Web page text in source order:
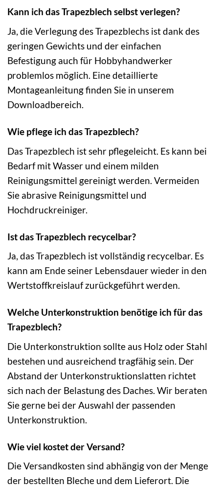
Kann ich das Trapezblech selbst verlegen?
Ja, die Verlegung des Trapezblechs ist dank des
geringen Gewichts und der einfachen
Befestigung auch für Hobbyhandwerker
problemlos möglich. Eine detaillierte
Montageanleitung finden Sie in unserem
Downloadbereich.
Wie pflege ich das Trapezblech?
Das Trapezblech ist sehr pflegeleicht. Es kann bei
Bedarf mit Wasser und einem milden
Reinigungsmittel gereinigt werden. Vermeiden
Sie abrasive Reinigungsmittel und
Hochdruckreiniger.
Ist das Trapezblech recycelbar?
Ja, das Trapezblech ist vollständig recycelbar. Es
kann am Ende seiner Lebensdauer wieder in den
Wertstoffkreislauf zurückgeführt werden.
Welche Unterkonstruktion benötige ich für das
Trapezblech?
Die Unterkonstruktion sollte aus Holz oder Stahl
bestehen und ausreichend tragfähig sein. Der
Abstand der Unterkonstruktionslatten richtet
sich nach der Belastung des Daches. Wir beraten
Sie gerne bei der Auswahl der passenden
Unterkonstruktion.
Wie viel kostet der Versand?
Die Versandkosten sind abhängig von der Menge
der bestellten Bleche und dem Lieferort. Die